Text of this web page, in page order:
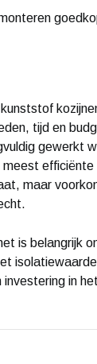
tijd en
gewerkt
maar
is belangrijk
investering in